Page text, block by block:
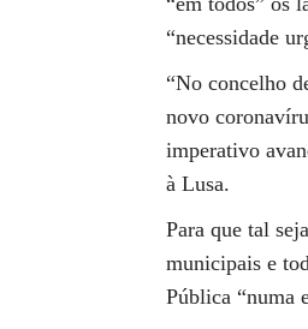
“necessidade
“No concelho
novo
imperativo
à Lusa.
Para que tal
municipais e
Pública “numa